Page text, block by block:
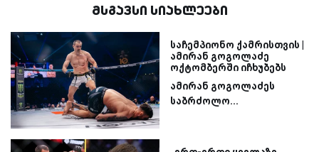
მსგავსი სიახლეები
საჩემპიონო ქამრისთვის |
ამირან გოგოლაძე
ოქტომბერში იჩხუბებს
ამირან გოგოლაძეს
საბრძოლო...